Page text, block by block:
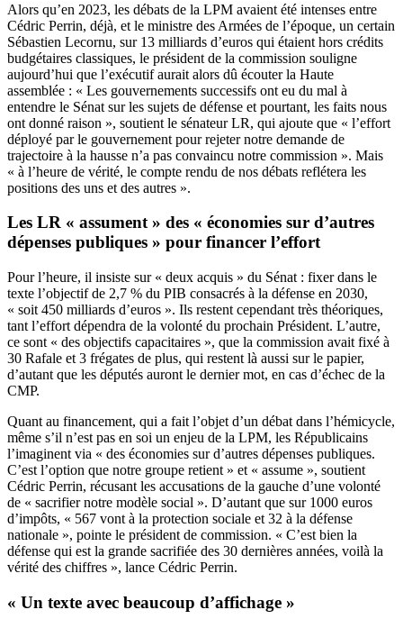
Alors qu’en 2023, les débats de la LPM avaient été intenses entre
Cédric Perrin, déjà, et le ministre des Armées de l’époque, un certain
Sébastien Lecornu, sur 13 milliards d’euros qui étaient hors crédits
budgétaires classiques, le président de la commission souligne
aujourd’hui que l’exécutif aurait alors dû écouter la Haute
assemblée : « Les gouvernements successifs ont eu du mal à
entendre le Sénat sur les sujets de défense et pourtant, les faits nous
ont donné raison », soutient le sénateur LR, qui ajoute que « l’effort
déployé par le gouvernement pour rejeter notre demande de
trajectoire à la hausse n’a pas convaincu notre commission ». Mais
« à l’heure de vérité, le compte rendu de nos débats reflétera les
positions des uns et des autres ».
Les LR « assument » des « économies sur d’autres
dépenses publiques » pour financer l’effort
Pour l’heure, il insiste sur « deux acquis » du Sénat : fixer dans le
texte l’objectif de 2,7 % du PIB consacrés à la défense en 2030,
« soit 450 milliards d’euros ». Ils restent cependant très théoriques,
tant l’effort dépendra de la volonté du prochain Président. L’autre,
ce sont « des objectifs capacitaires », que la commission avait fixé à
30 Rafale et 3 frégates de plus, qui restent là aussi sur le papier,
d’autant que les députés auront le dernier mot, en cas d’échec de la
CMP.
Quant au financement, qui a fait l’objet d’un débat dans l’hémicycle,
même s’il n’est pas en soi un enjeu de la LPM, les Républicains
l’imaginent via « des économies sur d’autres dépenses publiques.
C’est l’option que notre groupe retient » et « assume », soutient
Cédric Perrin, récusant les accusations de la gauche d’une volonté
de « sacrifier notre modèle social ». D’autant que sur 1000 euros
d’impôts, « 567 vont à la protection sociale et 32 à la défense
nationale », pointe le président de commission. « C’est bien la
défense qui est la grande sacrifiée des 30 dernières années, voilà la
vérité des chiffres », lance Cédric Perrin.
« Un texte avec beaucoup d’affichage »